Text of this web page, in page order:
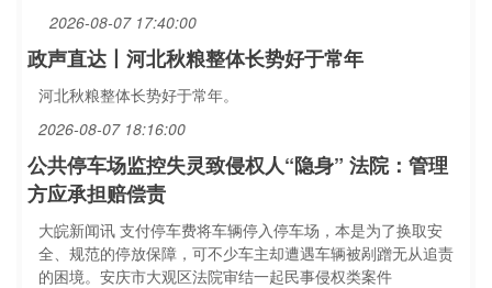
2026-08-07 17:40:00
政声直达丨河北秋粮整体长势好于常年
河北秋粮整体长势好于常年。
2026-08-07 18:16:00
公共停车场监控失灵致侵权人“隐身” 法院：管理
方应承担赔偿责
大皖新闻讯 支付停车费将车辆停入停车场，本是为了换取安
全、规范的停放保障，可不少车主却遭遇车辆被剐蹭无从追责
的困境。安庆市大观区法院审结一起民事侵权类案件